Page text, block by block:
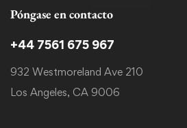
Póngase en contacto
+44 7561 675 967
932 Westmoreland Ave 210
Los Angeles, CA 9006